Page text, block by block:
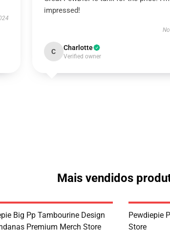
impressed!
C Charlotte
Verified owner
Mais vendidos
Big Pp Tambourine Design
Premium Merch Store
Pewdiepie
Store